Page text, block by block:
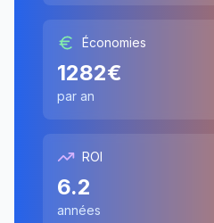
Économies
1282€
par an
ROI
6.2
années